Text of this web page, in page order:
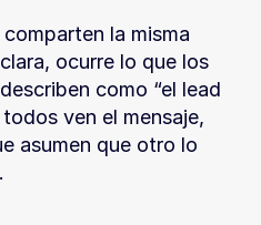
la misma
ocurre lo que los
como “el lead
ven el mensaje,
asumen que otro lo